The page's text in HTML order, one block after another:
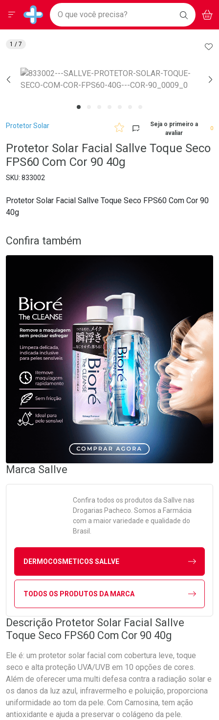
Drogarias Pacheco
Baixe nosso APP e aproveite Ofertas Exclusivas!
BAIXE
O APP
Ir direto para a home
pela página
Ir direto para o conteúdo
Ir direto para a busca
Ir direto para a conta
Ir direto para a notificações
Ir direto para o carrinho
Ir direto para o menu
Faça a sua busca
O que você precisa? BUSCAR
Menu
Breadcrumb
Protetor Solar
Seja o primeiro a
avaliar
0
Protetor Solar Facial Sallve Toque Seco
FPS60 Com Cor 90 40g
833002
Protetor Solar Facial Sallve Toque Seco FPS60 Com Cor 90
40g
1 / 7
Confira também
Marca Sallve
Confira todos os produtos da Sallve nas
Drogarias Pacheco. Somos a Farmácia
com a maior variedade e qualidade do
Brasil.
DERMOCOSMETICOS SALLVE
TODOS OS PRODUTOS DA MARCA
Descrição Protetor Solar Facial Sallve
Toque Seco FPS60 Com Cor 90 40g
Ele é: um protetor solar facial com cobertura leve, toque
seco e alta proteção UVA/UVB em 10 opções de cores.
Além de oferecer uma multi defesa contra a radiação solar e
os danos da luz azul, infravermelho e poluição, proporciona
uniformidade ao tom da pele. Com Carnosina, tem ação
antioxidante e ajuda a preservar o colágeno da pele.